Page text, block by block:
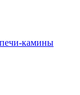
камины